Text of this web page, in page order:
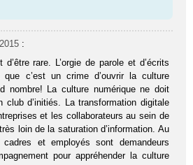
:
rare. L’orgie de parole et d’écrits
que c’est un crime d’ouvrir la culture
nombre! La culture numérique ne doit
club d’initiés. La transformation digitale
et les collaborateurs au sein de
loin de la saturation d’information. Au
et employés sont demandeurs
pour appréhender la culture